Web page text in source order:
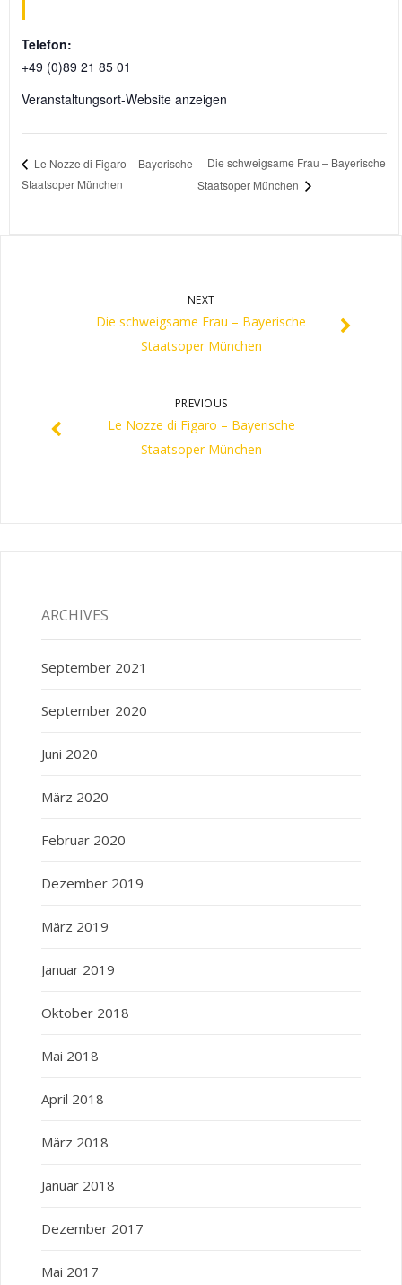
Telefon:
+49 (0)89 21 85 01
Veranstaltungsort-Website anzeigen
Le Nozze di Figaro – Bayerische
Staatsoper München
Die schweigsame Frau – Bayerische
Staatsoper München
NEXT
Die schweigsame Frau – Bayerische
Staatsoper München
PREVIOUS
Le Nozze di Figaro – Bayerische
Staatsoper München
ARCHIVES
September 2021
September 2020
Juni 2020
März 2020
Februar 2020
Dezember 2019
März 2019
Januar 2019
Oktober 2018
Mai 2018
April 2018
März 2018
Januar 2018
Dezember 2017
Mai 2017